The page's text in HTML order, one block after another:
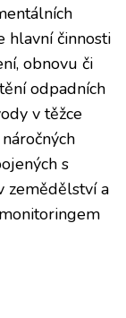
hlavní činnosti
obnovu či
odpadních
v těžce
s
zemědělství a